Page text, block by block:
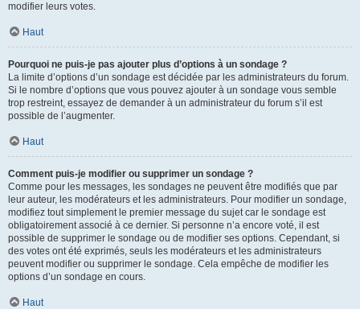
modifier leurs votes.
Haut
Pourquoi ne puis-je pas ajouter plus d’options à un sondage ?
La limite d’options d’un sondage est décidée par les administrateurs du forum.
Si le nombre d’options que vous pouvez ajouter à un sondage vous semble
trop restreint, essayez de demander à un administrateur du forum s’il est
possible de l’augmenter.
Haut
Comment puis-je modifier ou supprimer un sondage ?
Comme pour les messages, les sondages ne peuvent être modifiés que par
leur auteur, les modérateurs et les administrateurs. Pour modifier un sondage,
modifiez tout simplement le premier message du sujet car le sondage est
obligatoirement associé à ce dernier. Si personne n’a encore voté, il est
possible de supprimer le sondage ou de modifier ses options. Cependant, si
des votes ont été exprimés, seuls les modérateurs et les administrateurs
peuvent modifier ou supprimer le sondage. Cela empêche de modifier les
options d’un sondage en cours.
Haut